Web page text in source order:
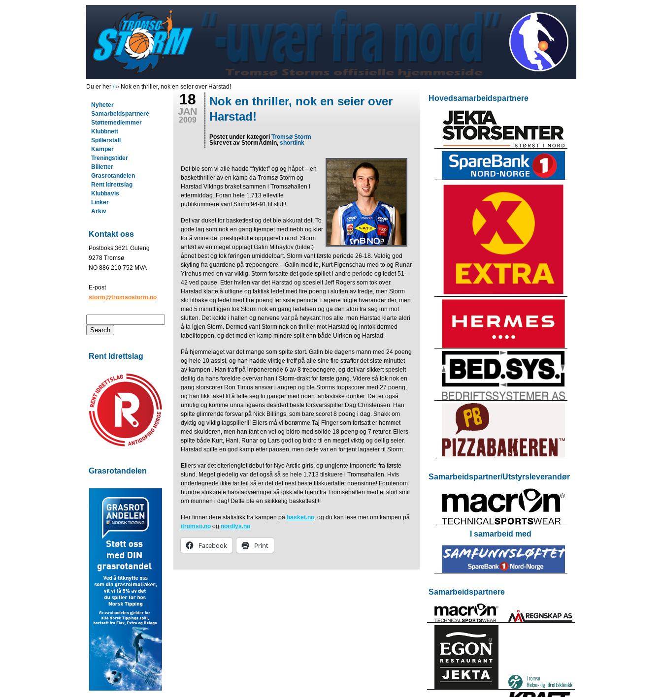
Du er her /» Nok en thriller, nok en seier over Harstad!
Nyheter
Samarbeidspartnere
Støttemedlemmer
Klubbnett
Spillerstall
Kamper
Treningstider
Billetter
Grasrotandelen
Rent Idrettslag
Klubbavis
Linker
Arkiv
Kontakt oss
Postboks 3621 Guleng
9278 Tromsø
NO 886 210 752 MVA
E-post
storm@tromsostorm.no
Rent Idrettslag
Grasrotandelen
18
JAN
2009
Nok en thriller, nok en seier over
Harstad!
Postet under kategori Tromsø Storm
Skrevet av StormAdmin, shortlink
Det ble som vi alle hadde “fryktet” og og håpet – en
basketthriller av en kamp da Tromsø Storm og
Harstad Vikings braket sammen i Tromsøhallen i
ettermiddag. Foran hele 1.713 elleville
publikummere vant Storm 94-91 til slutt!
Det var duket for basketfest og det ble akkurat det. To
gode lag som nok en gang kjempet med nebb og klør
for å vinne det prestigefulle oppgjøret i nord. Storm
anført av en meget opplagt Galin Mihaylov (bildet)
åpnet best og tok føringen umiddelbart. Storm vant første periode 26-18. Veldig god
skyting fra guardene på trepoengere – Galin med to, Kurt Figenschau med to og Runar
Ytrehus med en var viktig. Storm forsatte det gode spillet i andre periode og ledet 51-
42 ved pause. Etter hvilen var det Harstad og spesielt Jeff Rogers som tok over.
Harstad klarte å utligne og faktisk ledet med fire poeng i slutten av tredje, men Storm
slo tilbake og ledet med fire poeng før siste periode. Lagene fulgte hverander der, men
med 5 minutt igjen tok Storm nok en gang ledelsen og ga den aldri fra seg inn mot
slutten. Det kokte i hallen og nervene var på høykant hos alle, men Harstad klarte aldri
å ta igjen Storm. Dermed vant Storm nok en thriller mot Harstad og inntok dermed
tabelltoppen, og det med en kamp mindre spilt enn både Ulriken og Harstad.
På hjemmelaget var det mange som spilte stort. Galin ble dagens mann med 24 poeng
og hele 10 assist, og han hadde viktige treff på alle sine fire straffer det siste minuttet
av kampen . Han traff på imponerende 6 av 8 trepoengere, og det var sikkert spesielt
deilig da hans foreldre overvar han i Storm-drakt for første gang. Videre så tok nok en
gang storscorer Ron Timus ansvar i angrep og ble Storms toppscorer med 27 poeng,
og han fikk taket til å løfte seg to ganger med noen fantastiske dunker. Det er også
umulig og komme unna ligaens desidert beste forsvarsspiller Dag Christensen. Han
spilte glimrende forsvar på Nick Billings, som bare scoret 8 poeng i dag. Snakk om
dyktig og viktig lagspiller!!! Ellers må vi berømme Taj Finger som fortsatt er hemmet
med skulderen, men han fant en vei og bidro med solide 18 poeng og 7 returer. Ellers
spilte både Kurt, Hani, Runar og Lars godt og bidro til en meget viktig og deilig seier.
Harstad spilte en god kamp etter pausen, men dette var en fortjent lagseier til Storm.
Ellers var det etterlengtet debut for Nye Arctic girls, og ungjente imponerte fra første
stund. Meget gledelig var det også så se hele 1.713 tilskuere i Tromsøhallen. Hvis
undertegnede ikke tar feil så er det det nest beste tilskuertallet noensinne! Forutenom
hundre slukørete harstadværinger så gikk alle hjem fra Tromsøhallen med et stort smil
om munnen i dag! Dette ble en skikkelig basketfest!!!
Her finner dere statistikk fra kampen på basket.no, og du kan lese mer om kampen på
itromso.noog nordlys.no
Facebook Print
Hovedsamarbeidspartnere
Samarbeidspartner/Utstyrsleverandør
I samarbeid med
Samarbeidspartnere